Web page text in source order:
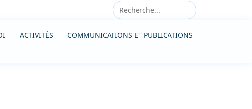
ACTIVITÉS COMMUNICATIONS ET PUBLICATIONS